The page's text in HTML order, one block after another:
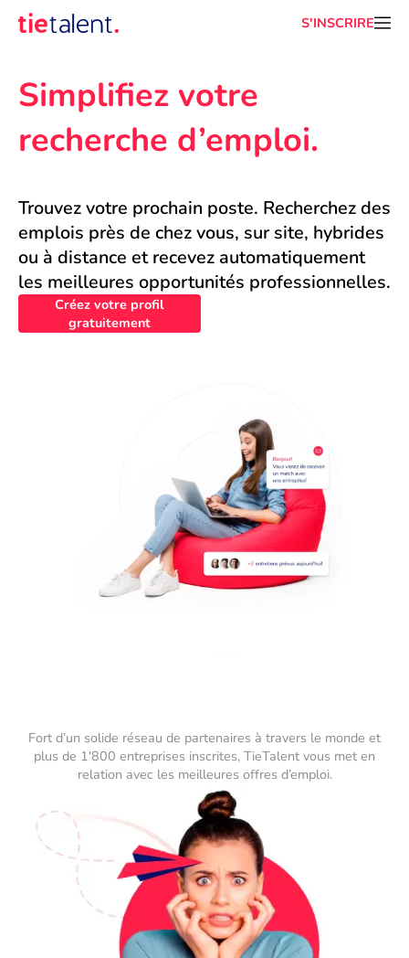
S'INSCRIRE
Simplifiez votre
recherche d’emploi.
Trouvez votre prochain poste. Recherchez des
emplois près de chez vous, sur site, hybrides
ou à distance et recevez automatiquement
les meilleures opportunités professionnelles.
Créez votre profil
gratuitement
Fort d’un solide réseau de partenaires à travers le monde et
plus de 1'800 entreprises inscrites, TieTalent vous met en
relation avec les meilleures offres d’emploi.